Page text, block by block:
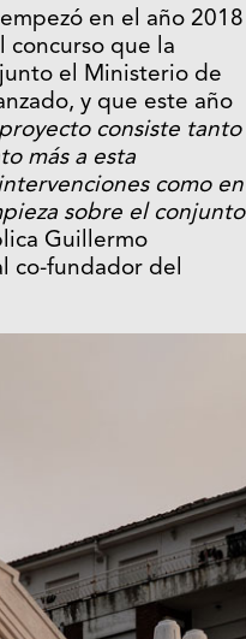
en el año 2018
concurso que la
el Ministerio de
y que este año
proyecto consiste tanto
más a esta
como en
sobre el conjunto
Guillermo
co-fundador del